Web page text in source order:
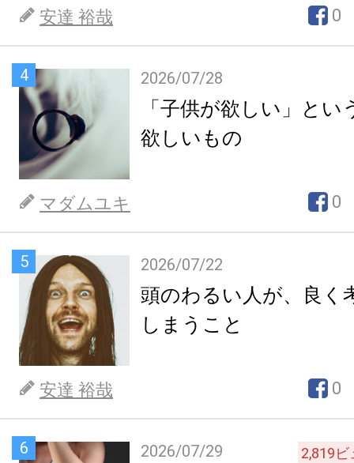
安達 裕哉 0
4 2026/07/28
「子供が欲しい」とい
欲しいもの
マダムユキ 0
5 2026/07/22
頭のわるい人が、良く
しまうこと
安達 裕哉 0
6 2026/07/29 2,819ビ